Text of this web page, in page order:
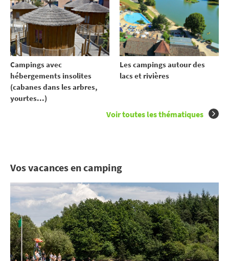
Campings avec
hébergements insolites
(cabanes dans les arbres,
yourtes...)
Les campings autour des
lacs et rivières
Voir toutes les thématiques
Vos vacances en camping